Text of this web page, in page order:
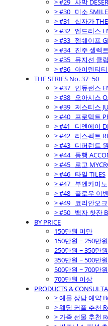
> #29_ 사막
> #30_ 미소 SMILE
> #31_ 십자가
> #32_ 엔드리스
> #33_ 젬쉐이프
> #34_ 진주 셀렉
> #35_ 뮤지션 클
> #36_ 아이덴티
THE SERIES No. 37~50
> #37_ 인듀런스
> #38_ 오아시스
> #39_ 저스티스
> #40_ 프로텍트
> #41_ 디엔에이
> #42_ 리스펙트
> #43_ 디퍼런트
> #44_ 동행
> #45_ 로고
> #46_ 타일 TILES
> #47_ 부엔카미
> #48_ 플로우 이
> #49_ 코리안오
> #50_ 백자 찻잔
BY PRICE
150만원 미만
150만원 ~ 250만
250만원 ~ 350만
350만원 ~ 500만
500만원 ~ 700만
700만원 이상
PRODUCTS &
> 예물 상담 예약
> 웨딩 커플 추천
> 가족 선물 추천